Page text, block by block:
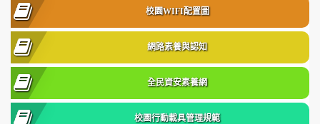
校園WIFI配置圖
網路素養與認知
全民資安素養網
校園行動載具管理規範